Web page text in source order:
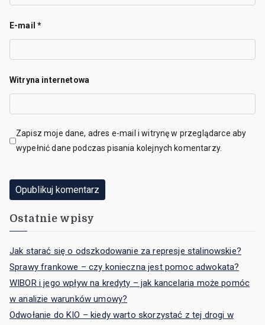
E-mail*
Witryna internetowa
Zapisz moje dane, adres e-mail i witrynę w przeglądarce aby
wypełnić dane podczas pisania kolejnych komentarzy.
Ostatnie wpisy
Jak starać się o odszkodowanie za represje stalinowskie?
Sprawy frankowe – czy konieczna jest pomoc adwokata?
WIBOR i jego wpływ na kredyty – jak kancelaria może pomóc
w analizie warunków umowy?
Odwołanie do KIO – kiedy warto skorzystać z tej drogi w